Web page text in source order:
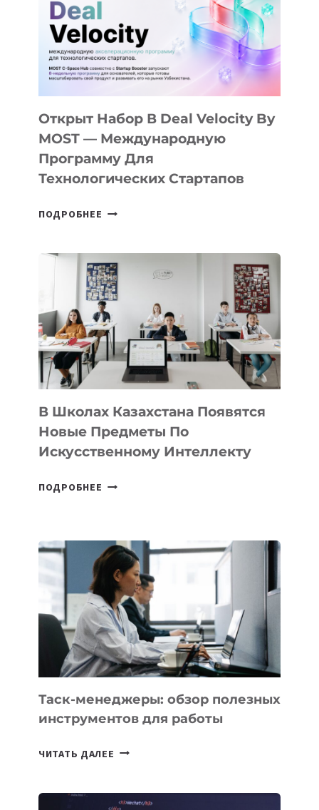
AI
YOUTH
CAMP
ДАЛ
30
ПОДРОСТКАМ
БИЛЕТ
В
ПРЕДПРИНИМАТЕЛЬСТВО
Открыт Набор В Deal Velocity By
MOST — Международную
Программу Для
Технологических Стартапов
ПОДРОБНЕЕ ОТКРЫТ
DEAL
VELOCITY
BY
MOST
—
МЕЖДУНАРОДНУЮ
ПРОГРАММУ
ДЛЯ
ТЕХНОЛОГИЧЕСКИХ
В Школах Казахстана Появятся
Новые Предметы По
Искусственному Интеллекту
ПОДРОБНЕЕ
НОВЫЕ
ПРЕДМЕТЫ
ПО
ИСКУССТВЕННОМУ
ИНТЕЛЛЕКТУ
Таск-менеджеры: обзор полезных
инструментов для работы
ЧИТАТЬ ДАЛЕЕ ТАСК-
ПОЛЕЗНЫХ